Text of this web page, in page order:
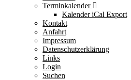
Terminkalender
Kalender iCal Export
Kontakt
Anfahrt
Impressum
Datenschutzerklärung
Links
Login
Suchen